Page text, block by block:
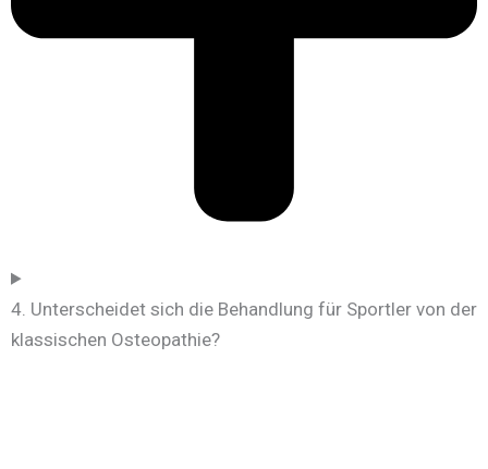
4. Unterscheidet sich die Behandlung für Sportler von der
klassischen Osteopathie?